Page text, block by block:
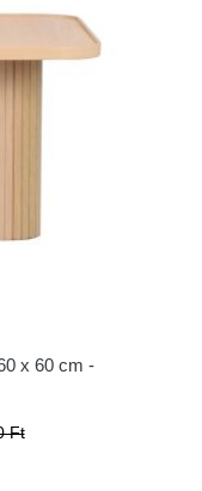
x 60 cm -
Ft